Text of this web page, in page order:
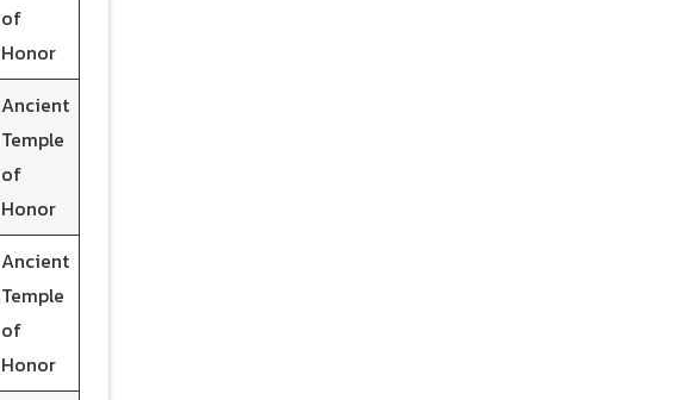
of
Honor
Ancient
Temple
of
Honor
Ancient
Temple
of
Honor